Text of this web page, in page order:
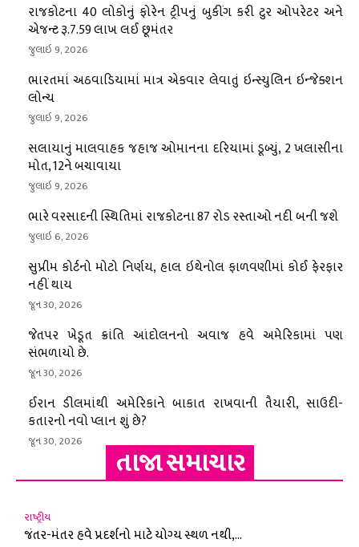
રાજકોટના 40 લોકોનું ફોરેન ટ્રીપનું બુકીંગ કરી ટુર ઓપરેટર અને
એજન્ટ રૂ.7.59 લાખ લઈ છૂમંતર
જુલાઇ 9, 2026
ભારતમાં અઠવાડિયામાં માત્ર એકવાર લેવાતું ઇન્સ્યુલિન ઇન્જેક્શન
લોન્ચ
જુલાઇ 9, 2026
સલાયાનું માલવાહક જહાજ ઓમાનના દરિયામાં ડૂબ્યું, 2 ખલાસીના
મોત, 12ને બચાવાયા
જુલાઇ 9, 2026
ભારે વરસાદની સ્થિતિમાં રાજકોટના 87 રોડ રસ્તાઓ નદી બની જશે
જુલાઇ 6, 2026
સુપ્રીમ કોર્ટનો મોટો નિર્ણય, હાલ ઇથેનોલ ફાળવણીમાં કોઈ ફેરફાર
નહીં થાય
જૂન 30, 2026
જેતપર ખેડૂત ક્રાંતિ આંદોલનનો અવાજ હવે અમેરિકામાં પણ
સંભળાયો છે.
જૂન 30, 2026
ઈરાન ડીલમાંથી અમેરિકાને બાકાત રાખવાની તૈયારી, સાઉદી-
કતારનો નવો પ્લાન શું છે?
જૂન 30, 2026
તાજા સમાચાર
રાષ્ટ્રીય
જંતર-મંતર હવે પ્રદર્શનો માટે યોગ્ય સ્થળ નથી,...